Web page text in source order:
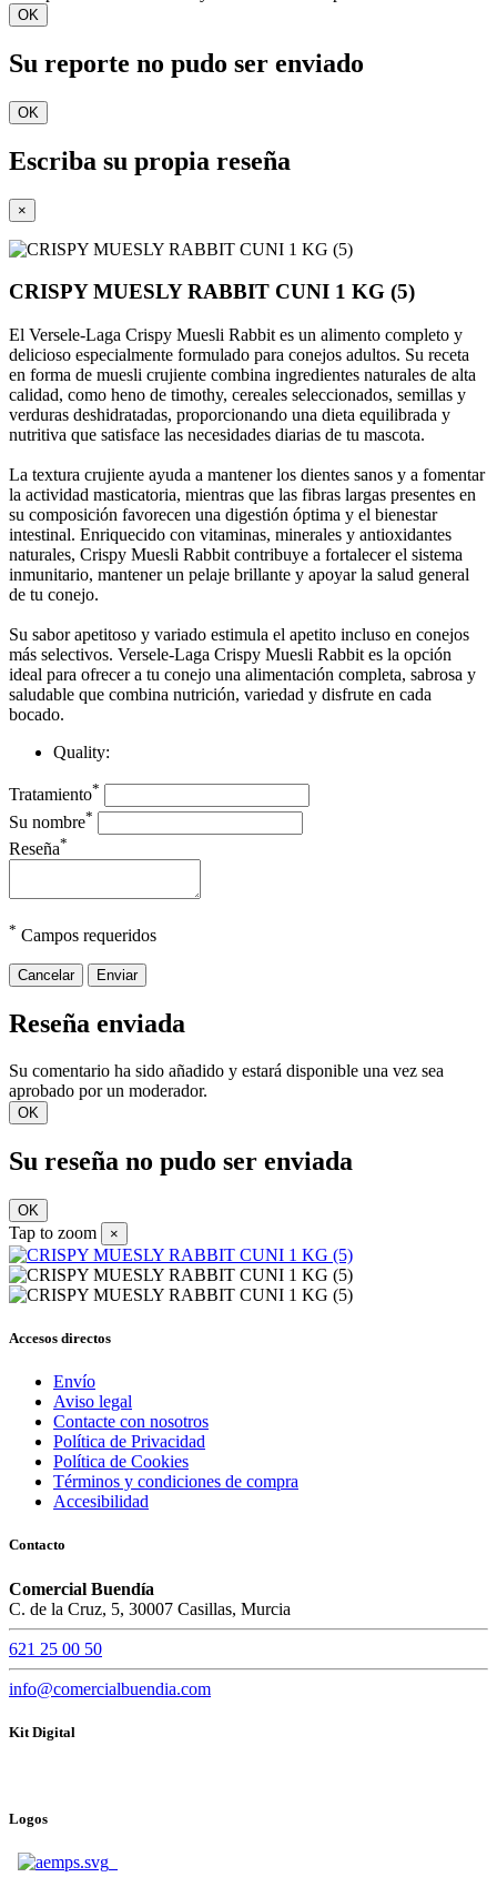
OK
Su reporte no pudo ser enviado
OK
Escriba su propia reseña
×
CRISPY MUESLY RABBIT CUNI 1 KG (5)
El Versele-Laga Crispy Muesli Rabbit es un alimento completo y
delicioso especialmente formulado para conejos adultos. Su receta
en forma de muesli crujiente combina ingredientes naturales de alta
calidad, como heno de timothy, cereales seleccionados, semillas y
verduras deshidratadas, proporcionando una dieta equilibrada y
nutritiva que satisface las necesidades diarias de tu mascota.
La textura crujiente ayuda a mantener los dientes sanos y a fomentar
la actividad masticatoria, mientras que las fibras largas presentes en
su composición favorecen una digestión óptima y el bienestar
intestinal. Enriquecido con vitaminas, minerales y antioxidantes
naturales, Crispy Muesli Rabbit contribuye a fortalecer el sistema
inmunitario, mantener un pelaje brillante y apoyar la salud general
de tu conejo.
Su sabor apetitoso y variado estimula el apetito incluso en conejos
más selectivos. Versele-Laga Crispy Muesli Rabbit es la opción
ideal para ofrecer a tu conejo una alimentación completa, sabrosa y
saludable que combina nutrición, variedad y disfrute en cada
bocado.
Quality:
Tratamiento*
Su nombre*
Reseña*
* Campos requeridos
Cancelar Enviar
Reseña enviada
Su comentario ha sido añadido y estará disponible una vez sea
aprobado por un moderador.
OK
Su reseña no pudo ser enviada
OK
Tap to zoom ×
Accesos directos
Envío
Aviso legal
Contacte con nosotros
Política de Privacidad
Política de Cookies
Términos y condiciones de compra
Accesibilidad
Contacto
Comercial Buendía
C. de la Cruz, 5, 30007 Casillas, Murcia
621 25 00 50
info@comercialbuendia.com
Kit Digital
Logos